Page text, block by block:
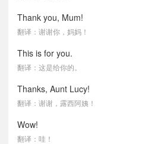
Thank you, Mum!
翻译：谢谢你，妈妈！
This is for you.
翻译：这是给你的。
Thanks, Aunt Lucy!
翻译：谢谢，露西阿姨！
Wow!
翻译：哇！